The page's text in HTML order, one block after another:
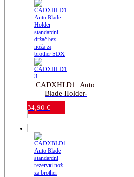
CADXHLD1_Auto
Blade Holder-
standardni držač_bez
noža_za brother SDX
34,90 €